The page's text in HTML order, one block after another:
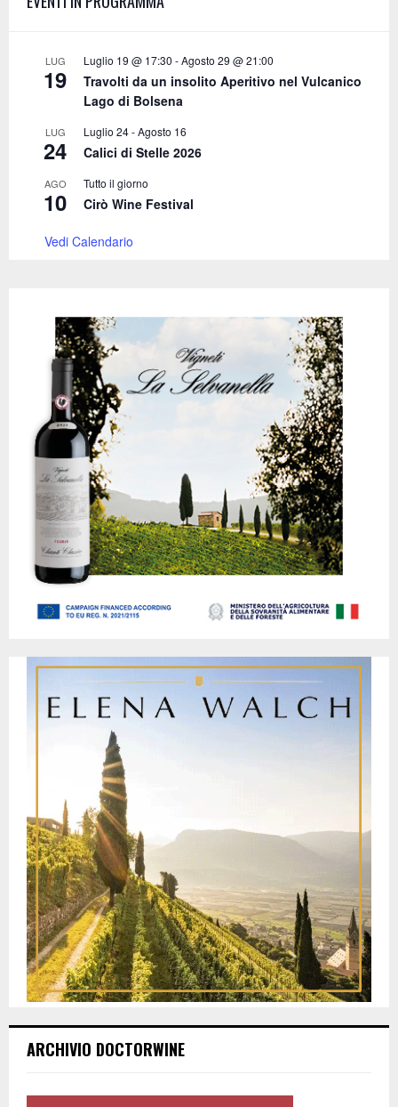
LUG
19
Luglio 19 @ 17:30 -Agosto 29 @ 21:00
Travolti da un insolito Aperitivo nel Vulcanico
Lago di Bolsena
LUG
24
Luglio 24-Agosto 16
Calici di Stelle 2026
AGO
10
Tutto il giorno
Cirò Wine Festival
Vedi Calendario
ARCHIVIO DOCTORWINE